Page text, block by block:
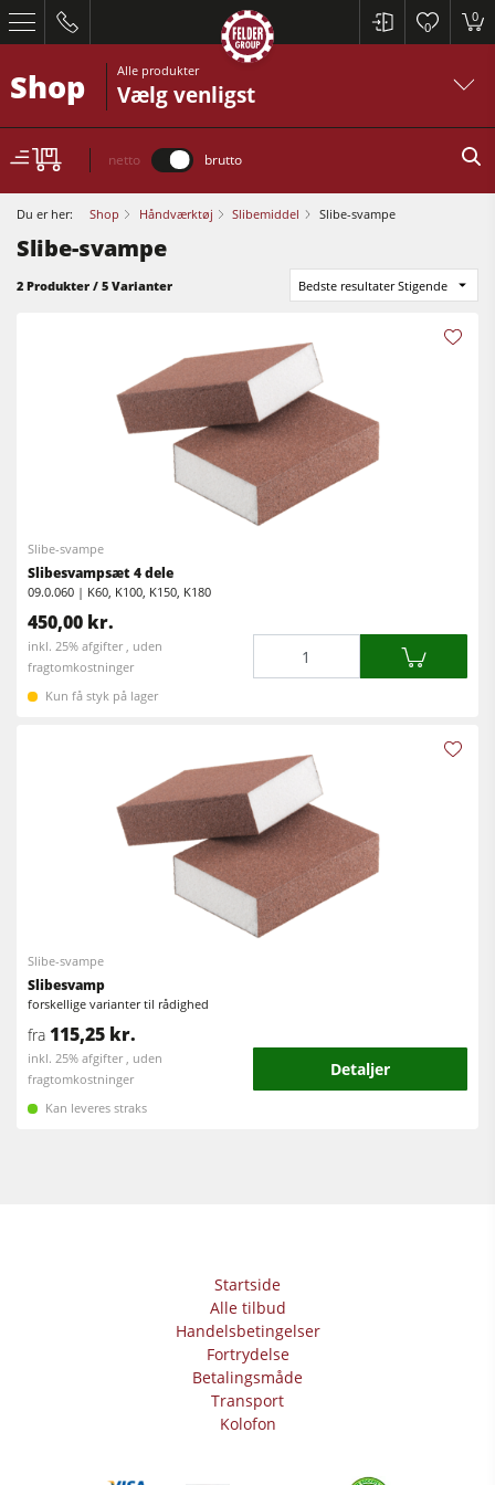
0
0
Rundsave / formatrundsave
Fræser / rundsave
Kombimaskiner
CNC-Bearbejdningscentre
Bredbåndspudsere
Langbånds- & kantslibemaskiner
Børste- og børstepudsemaskiner
Brikettepressere
Varmeplade presse & vakumpressere
Friskluftsudsugere
Renluft udsugningssystemer & spånsuger
Fremtrækapparater
Værkstedsudstyr
F4Solutions software
Automatisering & materialehåndtering
Rundsave / formatrundsave
Kombimaskiner
Kantlimemaskiner
Slibemaskiner
Båndsave
Fremtrækapparater
Shop Alle produkter
Vælg venligst
netto brutto
Du er her: Shop Håndværktøj Slibemiddel Slibe-svampe
Slibe-svampe
2 Produkter / 5 Varianter Bedste resultater Stigende
Slibe-svampe
Slibesvampsæt 4 dele
09.0.060 | K60, K100, K150, K180
450,00 kr.
inkl. 25% afgifter , uden
fragtomkostninger
Kun få styk på lager
Slibe-svampe
Slibesvamp
forskellige varianter til rådighed
fra 115,25 kr.
inkl. 25% afgifter , uden
fragtomkostninger
Detaljer
Kan leveres straks
Startside
Alle tilbud
Handelsbetingelser
Fortrydelse
Betalingsmåde
Transport
Kolofon